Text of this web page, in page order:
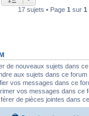
17 sujets • Page 1 sur 1
de nouveaux sujets dans
aux sujets dans ce forum
vos messages dans ce
vos messages dans ce
de pièces jointes dans